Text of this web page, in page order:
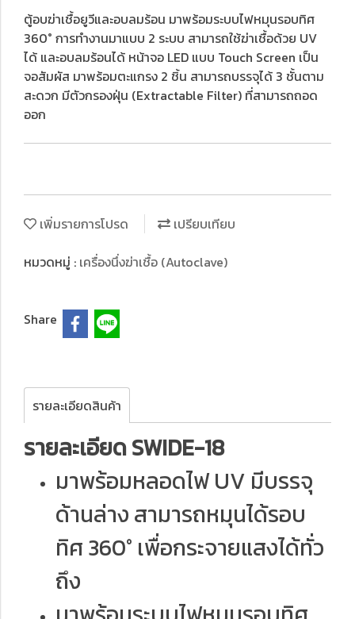
ตู้อบฆ่าเชื้อยูวีและอบลมร้อน มาพร้อมระบบไฟหมุนรอบทิศ
360° การทำงานมาแบบ 2 ระบบ สามารถใช้ฆ่าเชื้อด้วย UV
ได้ และอบลมร้อนได้ หน้าจอ LED แบบ Touch Screen เป็น
จอสัมผัส มาพร้อมตะแกรง 2 ชิ้น สามารถบรรจุได้ 3 ชั้นตาม
สะดวก มีตัวกรองฝุ่น (Extractable Filter) ที่สามารถถอด
ออก
เพิ่มรายการโปรด
เปรียบเทียบ
หมวดหมู่ : เครื่องนึ่งฆ่าเชื้อ (Autoclave)
Share
รายละเอียดสินค้า
รายละเอียด SWIDE-18
มาพร้อมหลอดไฟ UV มีบรรจุ
ด้านล่าง สามารถหมุนได้รอบ
ทิศ 360° เพื่อกระจายแสงได้ทั่ว
ถึง